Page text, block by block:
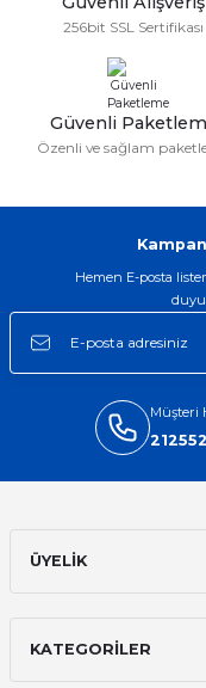
256bit SSL Sertifikası
Güvenli
Özenli ve sağlam
Hemen E-posta
Müşteri
ÜYELİK
KATEGORİLER